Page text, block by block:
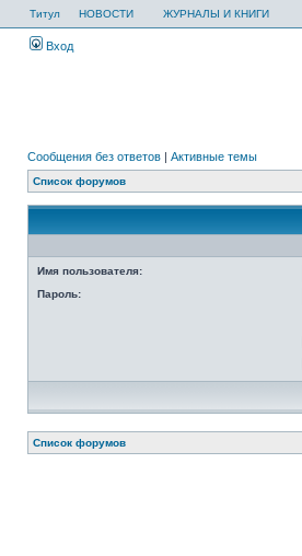
Титул НОВОСТИ ЖУРНАЛЫ И КНИГИ
Вход
Сообщения без ответов | Активные темы
Список форумов
Имя пользователя:
Пароль:
Список форумов